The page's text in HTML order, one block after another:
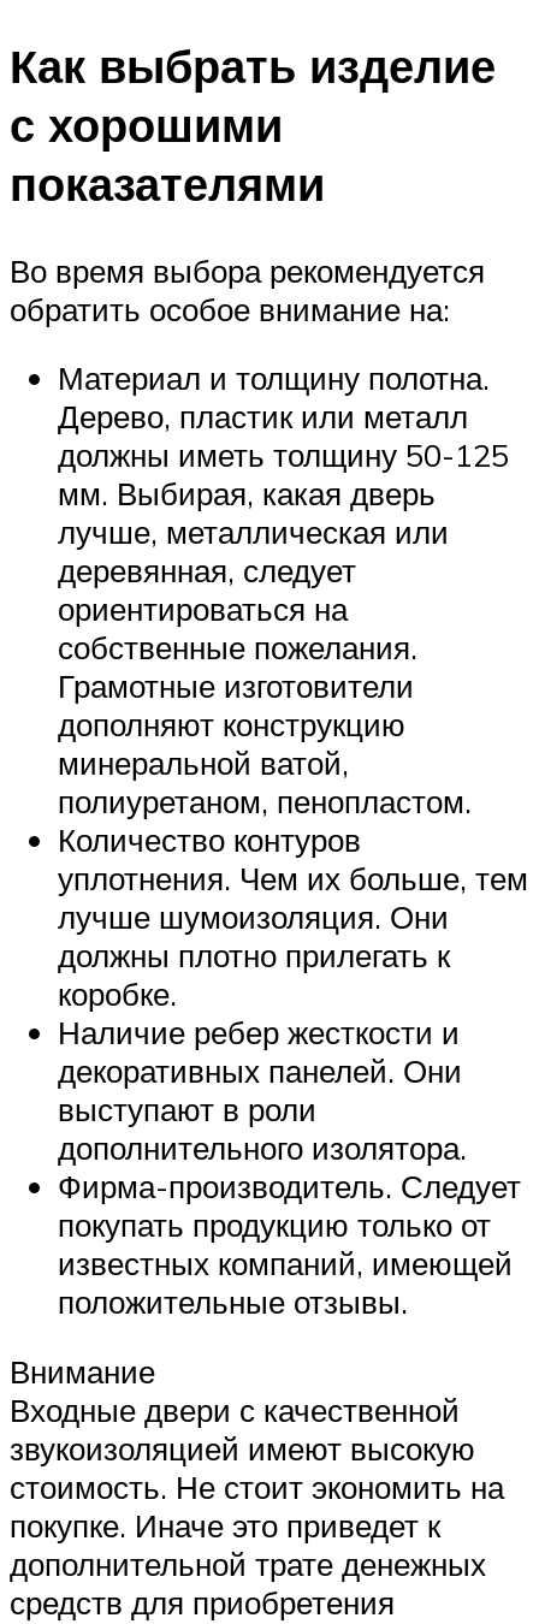
Как выбрать изделие
с хорошими
показателями
Во время выбора рекомендуется
обратить особое внимание на:
Материал и толщину полотна.
Дерево, пластик или металл
должны иметь толщину 50-125
мм. Выбирая, какая дверь
лучше, металлическая или
деревянная, следует
ориентироваться на
собственные пожелания.
Грамотные изготовители
дополняют конструкцию
минеральной ватой,
полиуретаном, пенопластом.
Количество контуров
уплотнения. Чем их больше, тем
лучше шумоизоляция. Они
должны плотно прилегать к
коробке.
Наличие ребер жесткости и
декоративных панелей. Они
выступают в роли
дополнительного изолятора.
Фирма-производитель. Следует
покупать продукцию только от
известных компаний, имеющей
положительные отзывы.
Внимание
Входные двери с качественной
звукоизоляцией имеют высокую
стоимость. Не стоит экономить на
покупке. Иначе это приведет к
дополнительной трате денежных
средств для приобретения